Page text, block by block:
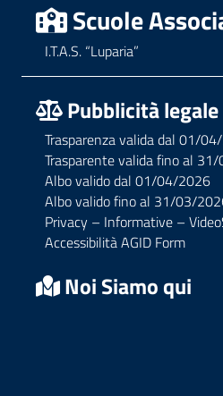
Scuole
I.T.A.S. “Luparia”
Pubblicità legale
Trasparenza valida dal 01/
Trasparente valida fino al
Albo valido dal 01/04/2026
Albo valido fino al 31/03/
Privacy – Informative –
Accessibilità AGID Form
Noi Siamo qui